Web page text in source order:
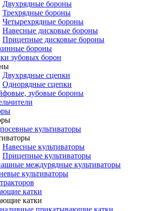
Двухрядные бороны
Трехрядные бороны
Четырехрядные бороны
Навесные дисковые бороны
Прицепные дисковые бороны
бороны
зубовых борон
Двухрядные сцепки
Однорядные сцепки
зубовые бороны
культиваторы
Навесные культиваторы
Прицепные культиваторы
междурядные культиваторы
культиваторы
катки
катки
прикатывающие катки